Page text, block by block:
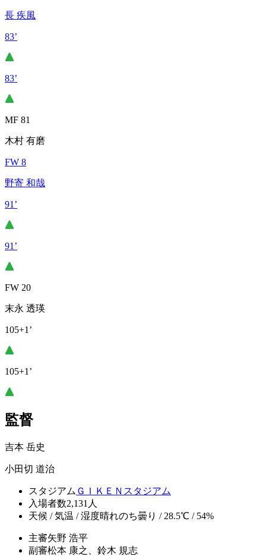
長 疾風
83’
83’
MF 81
木村 有磨
FW 8
野寄 和哉
91’
91’
FW 20
末永 透瑛
105+1’
105+1’
監督
吉本 岳史
小田切 道治
スタジアム ＧＩＫＥＮスタジアム
入場者数2,131人
天候 / 気温 / 湿度晴れのち曇り / 28.5℃ / 54%
主審矢野 浩平
副審松本 康之、鈴木 規志